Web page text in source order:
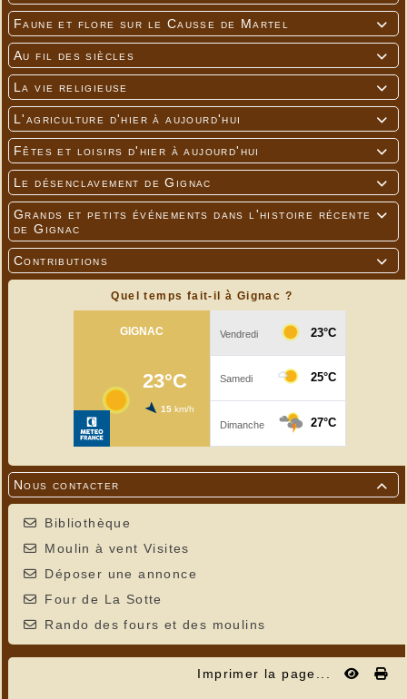

Faune et flore sur le Causse de Martel

Au fil des siècles

La vie religieuse

L'agriculture d'hier à aujourd'hui

Fêtes et loisirs d'hier à aujourd'hui

Le désenclavement de Gignac

Grands et petits événements dans l'histoire récente
de Gignac

Contributions
Quel temps fait-il à Gignac ?

Nous contacter
Bibliothèque
Moulin à vent Visites
Déposer une annonce
Four de La Sotte
Rando des fours et des moulins
Imprimer la page...